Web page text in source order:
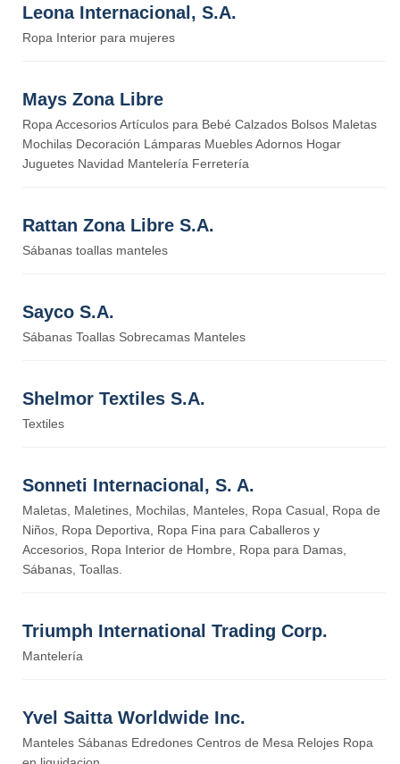
Leona Internacional, S.A.
Ropa Interior para mujeres
Mays Zona Libre
Ropa Accesorios Artículos para Bebé Calzados Bolsos Maletas
Mochilas Decoración Lámparas Muebles Adornos Hogar
Juguetes Navidad Mantelería Ferretería
Rattan Zona Libre S.A.
Sábanas toallas manteles
Sayco S.A.
Sábanas Toallas Sobrecamas Manteles
Shelmor Textiles S.A.
Textiles
Sonneti Internacional, S. A.
Maletas, Maletines, Mochilas, Manteles, Ropa Casual, Ropa de
Niños, Ropa Deportiva, Ropa Fina para Caballeros y
Accesorios, Ropa Interior de Hombre, Ropa para Damas,
Sábanas, Toallas.
Triumph International Trading Corp.
Mantelería
Yvel Saitta Worldwide Inc.
Manteles Sábanas Edredones Centros de Mesa Relojes Ropa